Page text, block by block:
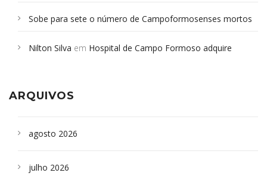
Sobe para sete o número de Campoformosenses mortos
Campoformosenses que morreram em desabamentos são
Nilton Silva em Hospital de Campo Formoso adquire
ARQUIVOS
agosto 2026
julho 2026